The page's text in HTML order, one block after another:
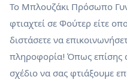
Το Μπλουζάκι Πρόσωπο
φτιαχτεί σε Φούτερ είτε
διστάσετε να
πληροφορία! Όπως επίσης
σχέδιο να σας φτιάξουμε